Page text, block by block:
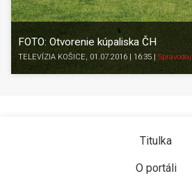
FOTO: Otvorenie kúpaliska ČH
TELEVÍZIA KOŠICE , 01.07.2016 | 16:35 |
Titulka
O portáli